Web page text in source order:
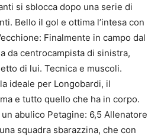
si sblocca dopo una serie di
Bello il gol e ottima l’intesa con
Finalmente in campo dal
da centrocampista di sinistra,
di lui. Tecnica e muscoli.
ideale per Longobardi, il
e tutto quello che ha in corpo.
abulico Petagine: 6,5 Allenatore
squadra sbarazzina, che con